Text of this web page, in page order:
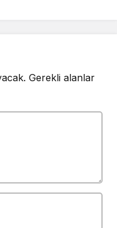
Gerekli alanlar